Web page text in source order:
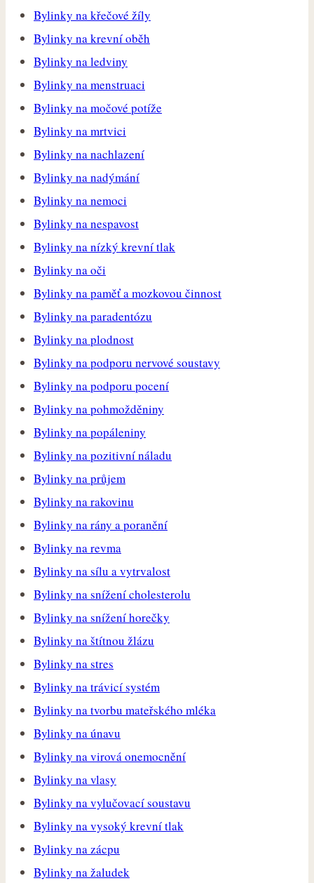
Bylinky na křečové žíly
Bylinky na krevní oběh
Bylinky na ledviny
Bylinky na menstruaci
Bylinky na močové potíže
Bylinky na mrtvici
Bylinky na nachlazení
Bylinky na nadýmání
Bylinky na nemoci
Bylinky na nespavost
Bylinky na nízký krevní tlak
Bylinky na oči
Bylinky na paměť a mozkovou činnost
Bylinky na paradentózu
Bylinky na plodnost
Bylinky na podporu nervové soustavy
Bylinky na podporu pocení
Bylinky na pohmožděniny
Bylinky na popáleniny
Bylinky na pozitivní náladu
Bylinky na průjem
Bylinky na rakovinu
Bylinky na rány a poranění
Bylinky na revma
Bylinky na sílu a vytrvalost
Bylinky na snížení cholesterolu
Bylinky na snížení horečky
Bylinky na štítnou žlázu
Bylinky na stres
Bylinky na trávicí systém
Bylinky na tvorbu mateřského mléka
Bylinky na únavu
Bylinky na virová onemocnění
Bylinky na vlasy
Bylinky na vylučovací soustavu
Bylinky na vysoký krevní tlak
Bylinky na zácpu
Bylinky na žaludek